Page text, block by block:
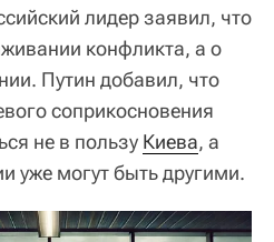
лидер заявил, что
конфликта, а о
Путин добавил, что
соприкосновения
не в пользу Киева, а
уже могут быть другими.